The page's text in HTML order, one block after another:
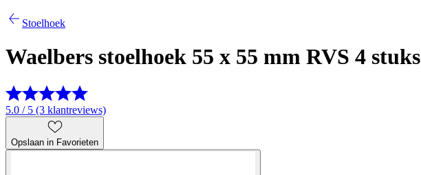
Stoelhoek
Waelbers stoelhoek 55 x 55 mm RVS 4 stuks
5.0 / 5 (3 klantreviews)
Opslaan in Favorieten